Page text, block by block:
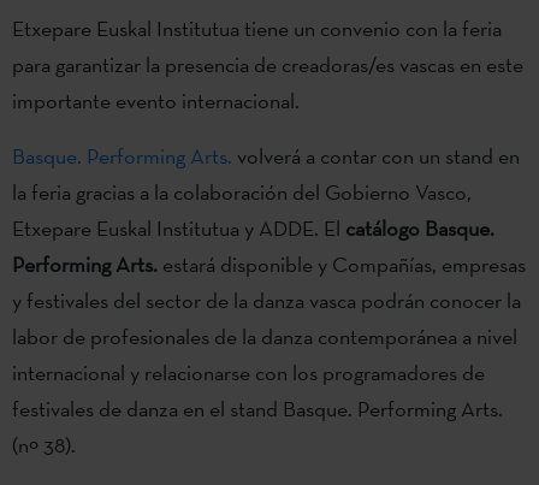
Etxepare Euskal Institutua tiene un convenio con la feria
para garantizar la presencia de creadoras/es vascas en este
importante evento internacional.
Basque. Performing Arts. volverá a contar con un stand en
la feria gracias a la colaboración del Gobierno Vasco,
Etxepare Euskal Institutua y ADDE. El catálogo Basque.
Performing Arts. estará disponible y Compañías, empresas
y festivales del sector de la danza vasca podrán conocer la
labor de profesionales de la danza contemporánea a nivel
internacional y relacionarse con los programadores de
festivales de danza en el stand Basque. Performing Arts.
(nº 38).